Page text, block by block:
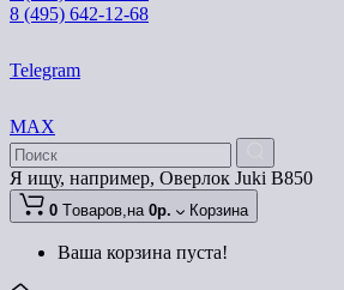
8 (495) 642-12-68
Telegram
MAX
Я ищу, например, Оверлок Juki B850
0 Tоваров,на 0р. Корзина
Ваша корзина пуста!